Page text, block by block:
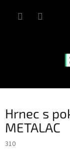
Hrnec s
METALAC
310